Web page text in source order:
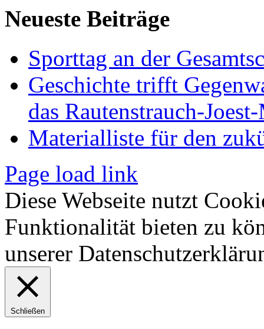
Neueste Beiträge
Sporttag an der
Geschichte trifft
das Rautenstrauch-
Materialliste für den
Page load link
Diese Webseite nutzt
Funktionalität bieten zu
unserer
Schließen